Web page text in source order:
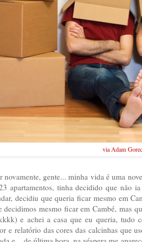
via Adam
novamente, gente... minha vida é uma
apartamentos, tinha decidido que não
decidiu que queria ficar mesmo em
decidimos mesmo ficar em Cambé, mas
e achei a casa que eu queria, tudo
e relatório das cores das calcinhas que